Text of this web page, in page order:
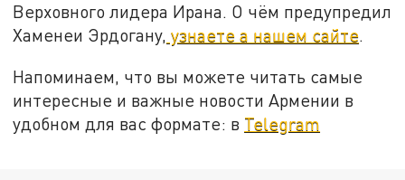
Верховного лидера Ирана. О чём предупредил
Хаменеи Эрдогану, узнаете а нашем сайте.
Напоминаем, что вы можете читать самые
интересные и важные новости Армении в
удобном для вас формате: в Telegram